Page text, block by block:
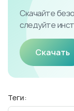
Скачайте
следуйте
Скачать
Теги: